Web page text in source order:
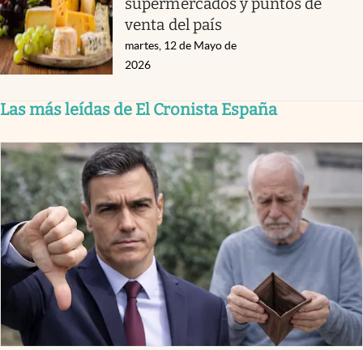
venta del país
martes, 12 de Mayo de
2026
Las más leídas de El Cronista España